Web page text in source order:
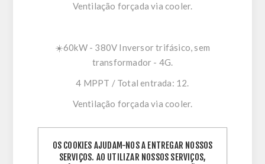
Ventilação forçada via cooler.
☀️60kW - 380V Inversor trifásico, sem
transformador - 4G.
4 MPPT / Total entrada: 12.
Ventilação forçada via cooler.
⚡LANÇAMENTOS:
OS COOKIES AJUDAM-NOS A ENTREGAR NOSSOS
SERVIÇOS. AO UTILIZAR NOSSOS SERVIÇOS,